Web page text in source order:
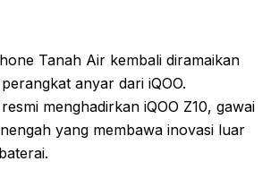
Tanah Air kembali diramaikan
anyar dari iQOO.
menghadirkan iQOO Z10, gawai
yang membawa inovasi luar